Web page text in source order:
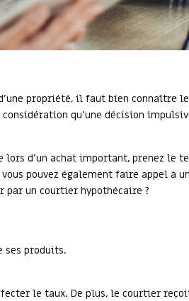
propriété, il faut bien connaître
qu’une décision
d’un achat important, prenez le
pouvez également faire appel à
un courtier hypothécaire ?
ses produits.
le taux. De plus, le courtier